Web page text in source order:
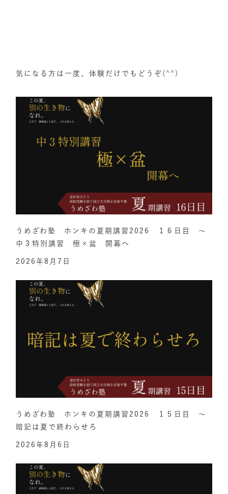
気になる方は一度、体験だけでもどうぞ(^^)
うめざわ塾 ホンキの夏期講習2026 １６日目 ～
中３特別講習 極×盆 開幕へ
2026年8月7日
うめざわ塾 ホンキの夏期講習2026 １５日目 ～
暗記は夏で終わらせろ
2026年8月6日